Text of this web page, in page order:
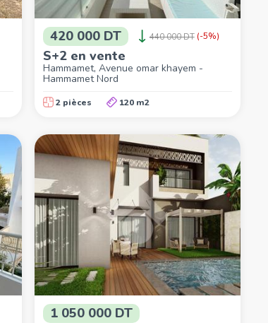
420 000 DT 440 000 DT (-5%)
S+2 en vente
Hammamet, Avenue omar khayem -
Hammamet Nord
2 pièces 120 m2
1 050 000 DT